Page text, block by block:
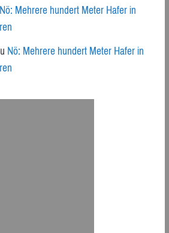
Nö: Mehrere hundert Meter Hafer in
Nö: Mehrere hundert Meter Hafer in